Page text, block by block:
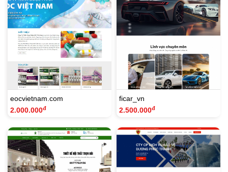
eocvietnam.com
2.000.000đ
ficar_vn
2.500.000đ